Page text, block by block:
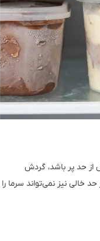
از حد پر باشد، گردش
نیز نمی‌تواند سرما را